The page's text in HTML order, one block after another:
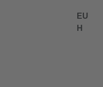
EU
H